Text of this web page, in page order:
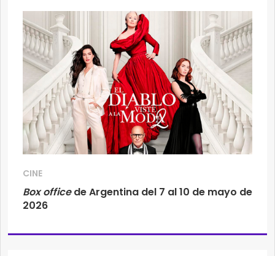
CINE
Box officede Argentina del 7 al 10 de mayo de
2026